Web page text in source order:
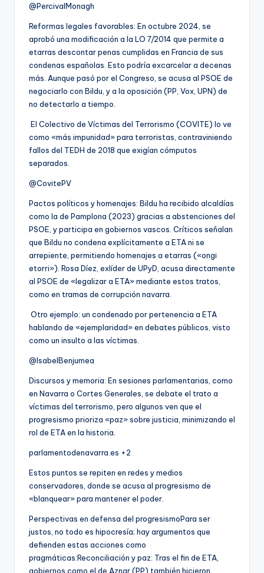
@PercivalMonagh
Reformas legales favorables: En octubre 2024, se
aprobó una modificación a la LO 7/2014 que permite a
etarras descontar penas cumplidas en Francia de sus
condenas españolas. Esto podría excarcelar a decenas
más. Aunque pasó por el Congreso, se acusa al PSOE de
negociarlo con Bildu, y a la oposición (PP, Vox, UPN) de
no detectarlo a tiempo.
El Colectivo de Víctimas del Terrorismo (COVITE) lo ve
como «más impunidad» para terroristas, contraviniendo
fallos del TEDH de 2018 que exigían cómputos
separados.
@CovitePV
Pactos políticos y homenajes: Bildu ha recibido alcaldías
como la de Pamplona (2023) gracias a abstenciones del
PSOE, y participa en gobiernos vascos. Críticos señalan
que Bildu no condena explícitamente a ETA ni se
arrepiente, permitiendo homenajes a etarras («ongi
etorri»). Rosa Díez, exlíder de UPyD, acusa directamente
al PSOE de «legalizar a ETA» mediante estos tratos,
como en tramas de corrupción navarra.
Otro ejemplo: un condenado por pertenencia a ETA
hablando de «ejemplaridad» en debates públicos, visto
como un insulto a las víctimas.
@IsabelBenjumea
Discursos y memoria: En sesiones parlamentarias, como
en Navarra o Cortes Generales, se debate el trato a
víctimas del terrorismo, pero algunos ven que el
progresismo prioriza «paz» sobre justicia, minimizando el
rol de ETA en la historia.
parlamentodenavarra.es +2
Estos puntos se repiten en redes y medios
conservadores, donde se acusa al progresismo de
«blanquear» para mantener el poder.
Perspectivas en defensa del progresismoPara ser
justos, no todo es hipocresía; hay argumentos que
defienden estas acciones como
pragmáticas:Reconciliación y paz: Tras el fin de ETA,
gobiernos como el de Aznar (PP) también hicieron